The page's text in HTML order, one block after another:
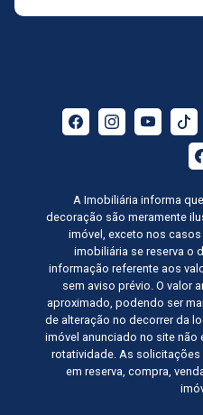
A Imobiliária informa
decoração são meramente
imóvel, exceto nos
imobiliária se reserva o
informação referente aos
sem aviso prévio. O valor
aproximado, podendo ser
de alteração no decorrer da
imóvel anunciado no site
rotatividade. As
em reserva, compra,